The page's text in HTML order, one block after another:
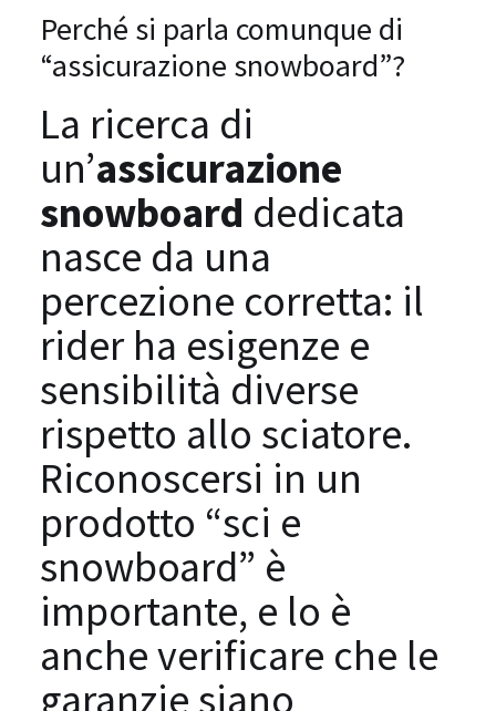
Perché si parla comunque di
“assicurazione snowboard”?
La ricerca di
un’assicurazione
snowboard dedicata
nasce da una
percezione corretta: il
rider ha esigenze e
sensibilità diverse
rispetto allo sciatore.
Riconoscersi in un
prodotto “sci e
snowboard” è
importante, e lo è
anche verificare che le
garanzie siano